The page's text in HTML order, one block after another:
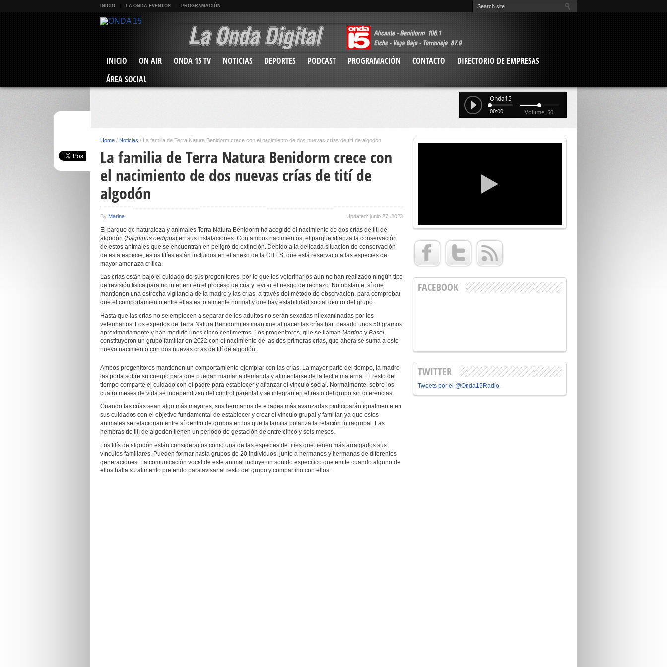
INICIO LA ONDA EVENTOS PROGRAMACIÓN
INICIO ON AIR ONDA 15 TV NOTICIAS DEPORTES PODCAST PROGRAMACIÓN CONTACTO
DIRECTORIO DE EMPRESAS
ÁREA SOCIAL
Onda15
00:00 Volume: 50
Home / Noticias / La familia de Terra Natura Benidorm crece con el nacimiento de dos nuevas crías de tití de algodón
La familia de Terra Natura Benidorm crece con
el nacimiento de dos nuevas crías de tití de
algodón
By Marina Updated: junio 27, 2023
El parque de naturaleza y animales Terra Natura Benidorm ha acogido el nacimiento de dos crías de tití de
algodón (Saguinus oedipus) en sus instalaciones. Con ambos nacimientos, el parque afianza la conservación
de estos animales que se encuentran en peligro de extinción. Debido a la delicada situación de conservación
de esta especie, estos titíes están incluidos en el anexo de la CITES, que está reservado a las especies de
mayor amenaza crítica.
Las crías están bajo el cuidado de sus progenitores, por lo que los veterinarios aun no han realizado ningún tipo
de revisión física para no interferir en el proceso de cría y evitar el riesgo de rechazo. No obstante, sí que
mantienen una estrecha vigilancia de la madre y las crías, a través del método de observación, para comprobar
que el comportamiento entre ellas es totalmente normal y que hay estabilidad social dentro del grupo.
Hasta que las crías no se empiecen a separar de los adultos no serán sexadas ni examinadas por los
veterinarios. Los expertos de Terra Natura Benidorm estiman que al nacer las crías han pesado unos 50 gramos
aproximadamente y han medido unos cinco centímetros. Los progenitores, que se llaman Martina y Basel,
constituyeron un grupo familiar en 2022 con el nacimiento de las dos primeras crías, que ahora se suma a este
nuevo nacimiento con dos nuevas crías de tití de algodón.
Ambos progenitores mantienen un comportamiento ejemplar con las crías. La mayor parte del tiempo, la madre
las porta sobre su cuerpo para que puedan mamar a demanda y alimentarse de la leche materna. El resto del
tiempo comparte el cuidado con el padre para establecer y afianzar el vínculo social. Normalmente, sobre los
cuatro meses de vida se independizan del control parental y se integran en el resto del grupo sin diferencias.
Cuando las crías sean algo más mayores, sus hermanos de edades más avanzadas participarán igualmente en
sus cuidados con el objetivo fundamental de establecer y crear el vínculo grupal y familiar, ya que estos
animales se relacionan entre sí dentro de grupos en los que la familia polariza la relación intragrupal. Las
hembras de tití de algodón tienen un periodo de gestación de entre cinco y seis meses.
Los titís de algodón están considerados como una de las especies de titíes que tienen más arraigados sus
vínculos familiares. Pueden formar hasta grupos de 20 individuos, junto a hermanos y hermanas de diferentes
generaciones. La comunicación vocal de este animal incluye un sonido específico que emite cuando alguno de
ellos halla su alimento preferido para avisar al resto del grupo y compartirlo con ellos.
FACEBOOK
TWITTER
Tweets por el @Onda15Radio.